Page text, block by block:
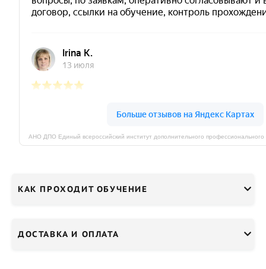
КАК ПРОХОДИТ ОБУЧЕНИЕ
ДОСТАВКА И ОПЛАТА